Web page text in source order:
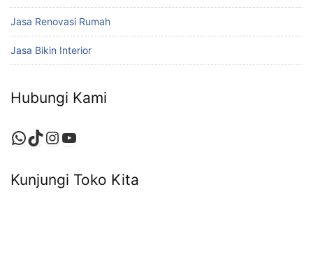
Jasa Renovasi Rumah
Jasa Bikin Interior
Hubungi Kami
Kunjungi Toko Kita